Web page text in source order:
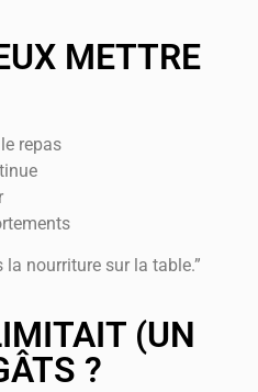
METTRE
repas
nourriture sur la table.”
(UN
?